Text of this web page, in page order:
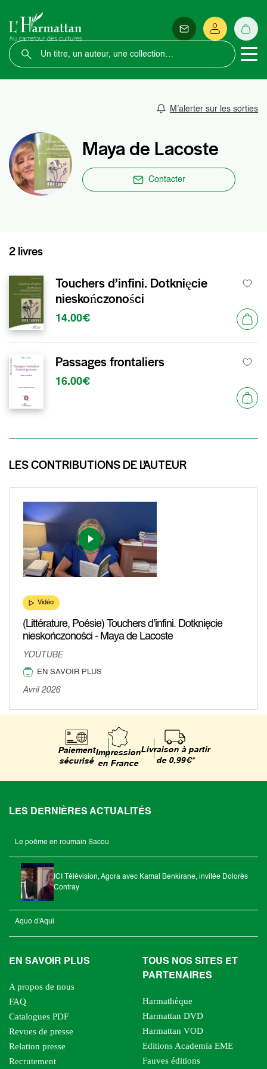
M’alerter sur les sorties
Maya de Lacoste
Contacter
2 livres
Touchers d’infini. Dotknięcie
nieskończoności
14.00€
Passages frontaliers
16.00€
LES CONTRIBUTIONS DE L’AUTEUR
Vidéo
(Littérature, Poésie) Touchers d’infini. Dotknięcie
nieskończoności - Maya de Lacoste
YOUTUBE
EN SAVOIR PLUS
Avril 2026
Paiement
sécurisé
Impression
en France
Livraison à partir
de 0,99€*
LES DERNIÈRES ACTUALITÉS
Le poème en roumain Sacou
ICI Télévision, Agora avec Kamal Benkirane, invitée Dolorès
Contray
Aquo d'Aqui
EN SAVOIR PLUS
A propos de nous
FAQ
Catalogues PDF
Revues de presse
Relation presse
Recrutement
TOUS NOS SITES ET
PARTENAIRES
Harmathèque
Harmattan DVD
Harmattan VOD
Editions Academia EME
Fauves éditions